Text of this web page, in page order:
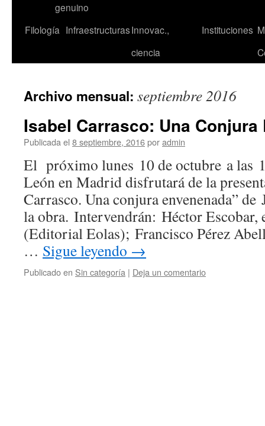
contenido
genuino
Filología InfraestructurasInnovac.,
ciencia
Instituciones
Archivo mensual: septiembre 2016
Isabel Carrasco: Una Conjura
Publicada el 8 septiembre, 2016poradmin
El próximo lunes 10 de octubre a las
León en Madrid disfrutará de la
Carrasco. Una conjura envenenada”
la obra. Intervendrán: Héctor Escobar,
(Editorial Eolas); Francisco Pérez
… Sigue leyendo →
Publicado en Sin categoría | Deja un comentario